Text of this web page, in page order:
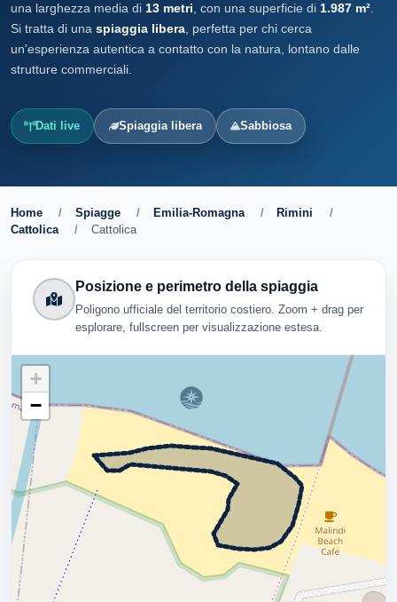
una larghezza media di 13 metri , con una superficie di 1.987 m²
Si tratta di una spiaggia libera , perfetta per chi cerca
un'esperienza autentica a contatto con la natura, lontano dalle
strutture commerciali.
Dati live Spiaggia libera Sabbiosa
Home / Spiagge / Emilia-Romagna / Rimini
/
Cattolica
/ Cattolica
Posizione e perimetro della spiaggia
Poligono ufficiale del territorio costiero. Zoom + drag per
esplorare, fullscreen per visualizzazione estesa.
+
−